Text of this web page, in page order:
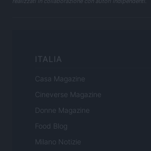
ITALIA
Casa Magazine
Cineverse Magazine
Donne Magazine
Food Blog
Milano Notizie